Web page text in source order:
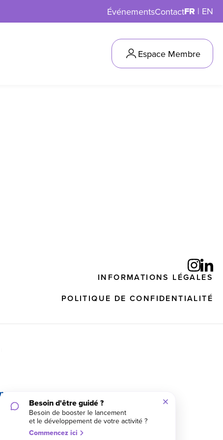
ÉvénementsContactFR | EN
Espace Membre
INFORMATIONS LÉGALES
POLITIQUE DE CONFIDENTIALITÉ